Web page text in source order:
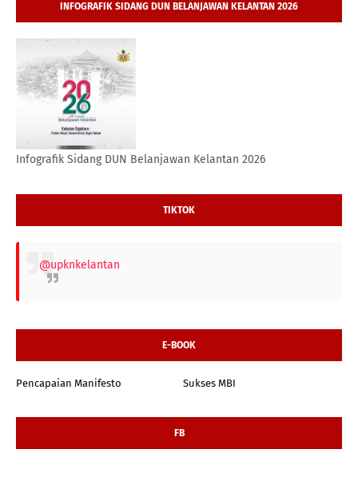
INFOGRAFIK SIDANG DUN BELANJAWAN KELANTAN 2026
Infografik Sidang DUN Belanjawan Kelantan 2026
TIKTOK
@upknkelantan
E-BOOK
Pencapaian Manifesto Sukses MBI
FB